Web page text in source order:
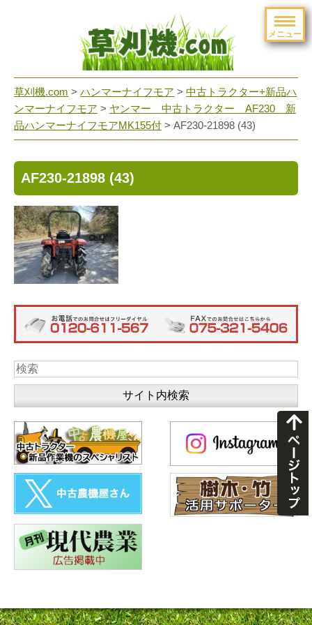
メニュー
草刈機.com > ハンマーナイフモア > 中古トラクター+新品ハ
ンマーナイフモア > ヤンマー 中古トラクター AF230 新
品ハンマーナイフモアMK155付 > AF230-21898 (43)
AF230-21898 (43)